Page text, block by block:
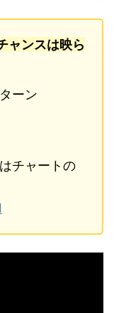
ャンスは映ら
ーン
チャートの